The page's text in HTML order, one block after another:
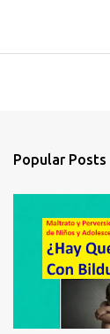
Popular Posts